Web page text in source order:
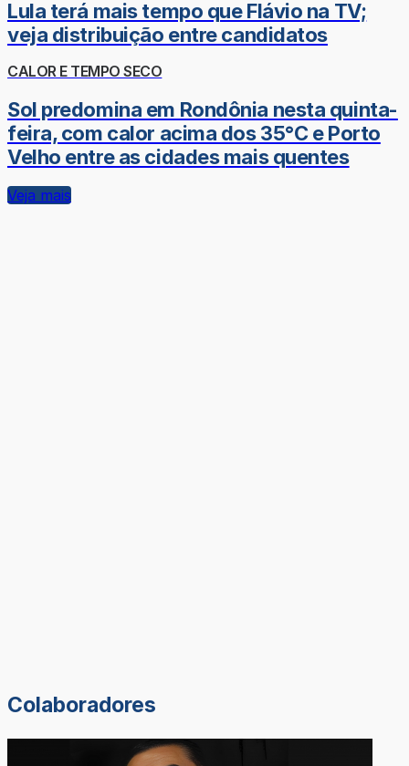
Lula terá mais tempo que Flávio na TV;
veja distribuição entre candidatos
CALOR E TEMPO SECO
Sol predomina em Rondônia nesta quinta-
feira, com calor acima dos 35°C e Porto
Velho entre as cidades mais quentes
Veja mais
Colaboradores